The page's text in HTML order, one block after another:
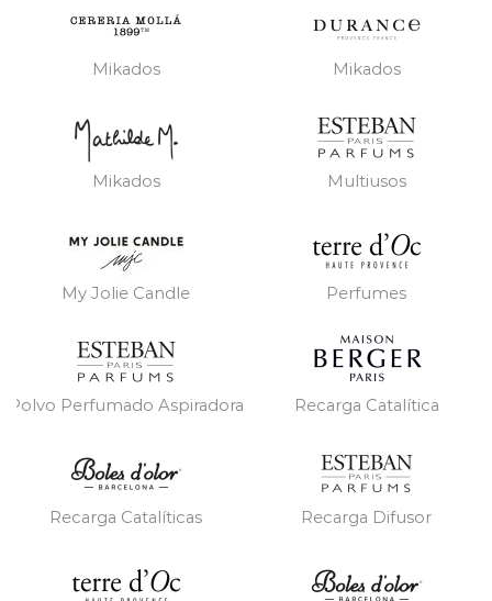
Mikados Mikados
Mikados Multiusos
My Jolie Candle Perfumes
Polvo Perfumado Aspiradora Recarga Catalítica
Recarga Catalíticas Recarga Difusor